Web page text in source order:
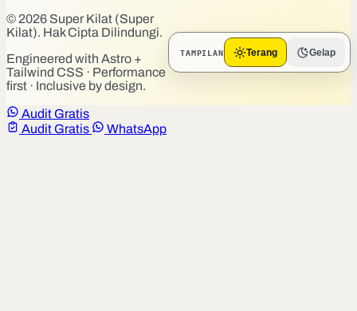
© 2026 Super Kilat (Super
Kilat). Hak Cipta Dilindungi.
Engineered with Astro +
Tailwind CSS · Performance
first · Inclusive by design.
TAMPILAN Terang Gelap
Audit Gratis
Audit Gratis
WhatsApp